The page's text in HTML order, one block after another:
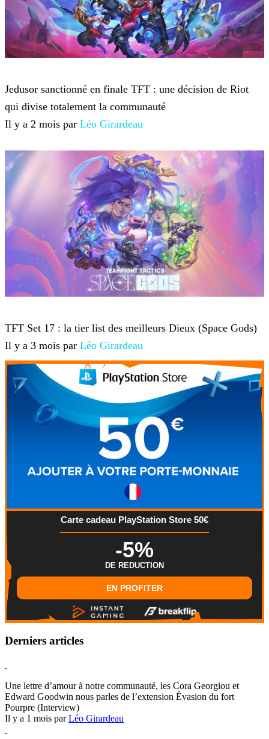
Jedusor sanctionné en finale TFT : une décision de Riot
qui divise totalement la communauté
Il y a 2 mois par Léo Girardeau
TFT Set 17 : la tier list des meilleurs Dieux (Space Gods)
Il y a 3 mois par Léo Girardeau
Carte cadeau PlayStation Store 50€
-5%
DE REDUCTION
EN PROFITER
Derniers articles
Une lettre d’amour à notre communauté, les Cora Georgiou et
Edward Goodwin nous parles de l’extension Évasion du fort
Pourpre (Interview)
Il y a 1 mois parLéo Girardeau